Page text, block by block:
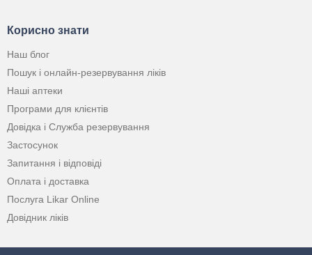
Корисно знати
Наш блог
Пошук і онлайн-резервування ліків
Наші аптеки
Програми для клієнтів
Довідка і Служба резервування
Застосунок
Запитання і відповіді
Оплата і доставка
Послуга Likar Online
Довідник ліків